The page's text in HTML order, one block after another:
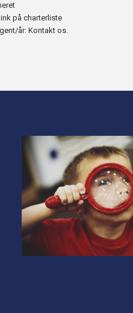
på charterliste
år: Kontakt os.